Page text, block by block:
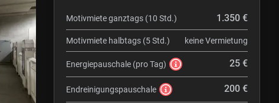
Motivmiete ganztags (10 Std.) 1.350 €
Motivmiete halbtags (5 Std.) keine Vermietung
Energiepauschale (pro Tag) 25 €
Endreinigungspauschale 200 €